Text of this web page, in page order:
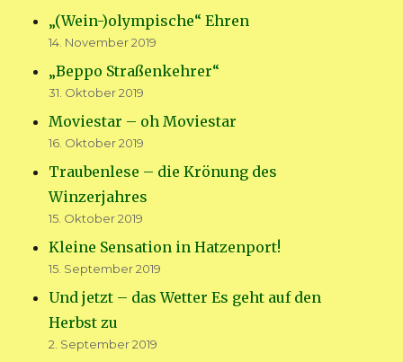
„(Wein-)olympische“ Ehren
14. November 2019
„Beppo Straßenkehrer“
31. Oktober 2019
Moviestar – oh Moviestar
16. Oktober 2019
Traubenlese – die Krönung des
Winzerjahres
15. Oktober 2019
Kleine Sensation in Hatzenport!
15. September 2019
Und jetzt – das Wetter Es geht auf den
Herbst zu
2. September 2019